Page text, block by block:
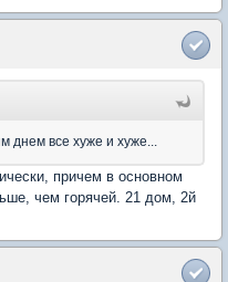
днем все хуже и хуже...
причем в основном
чем горячей. 21 дом, 2й